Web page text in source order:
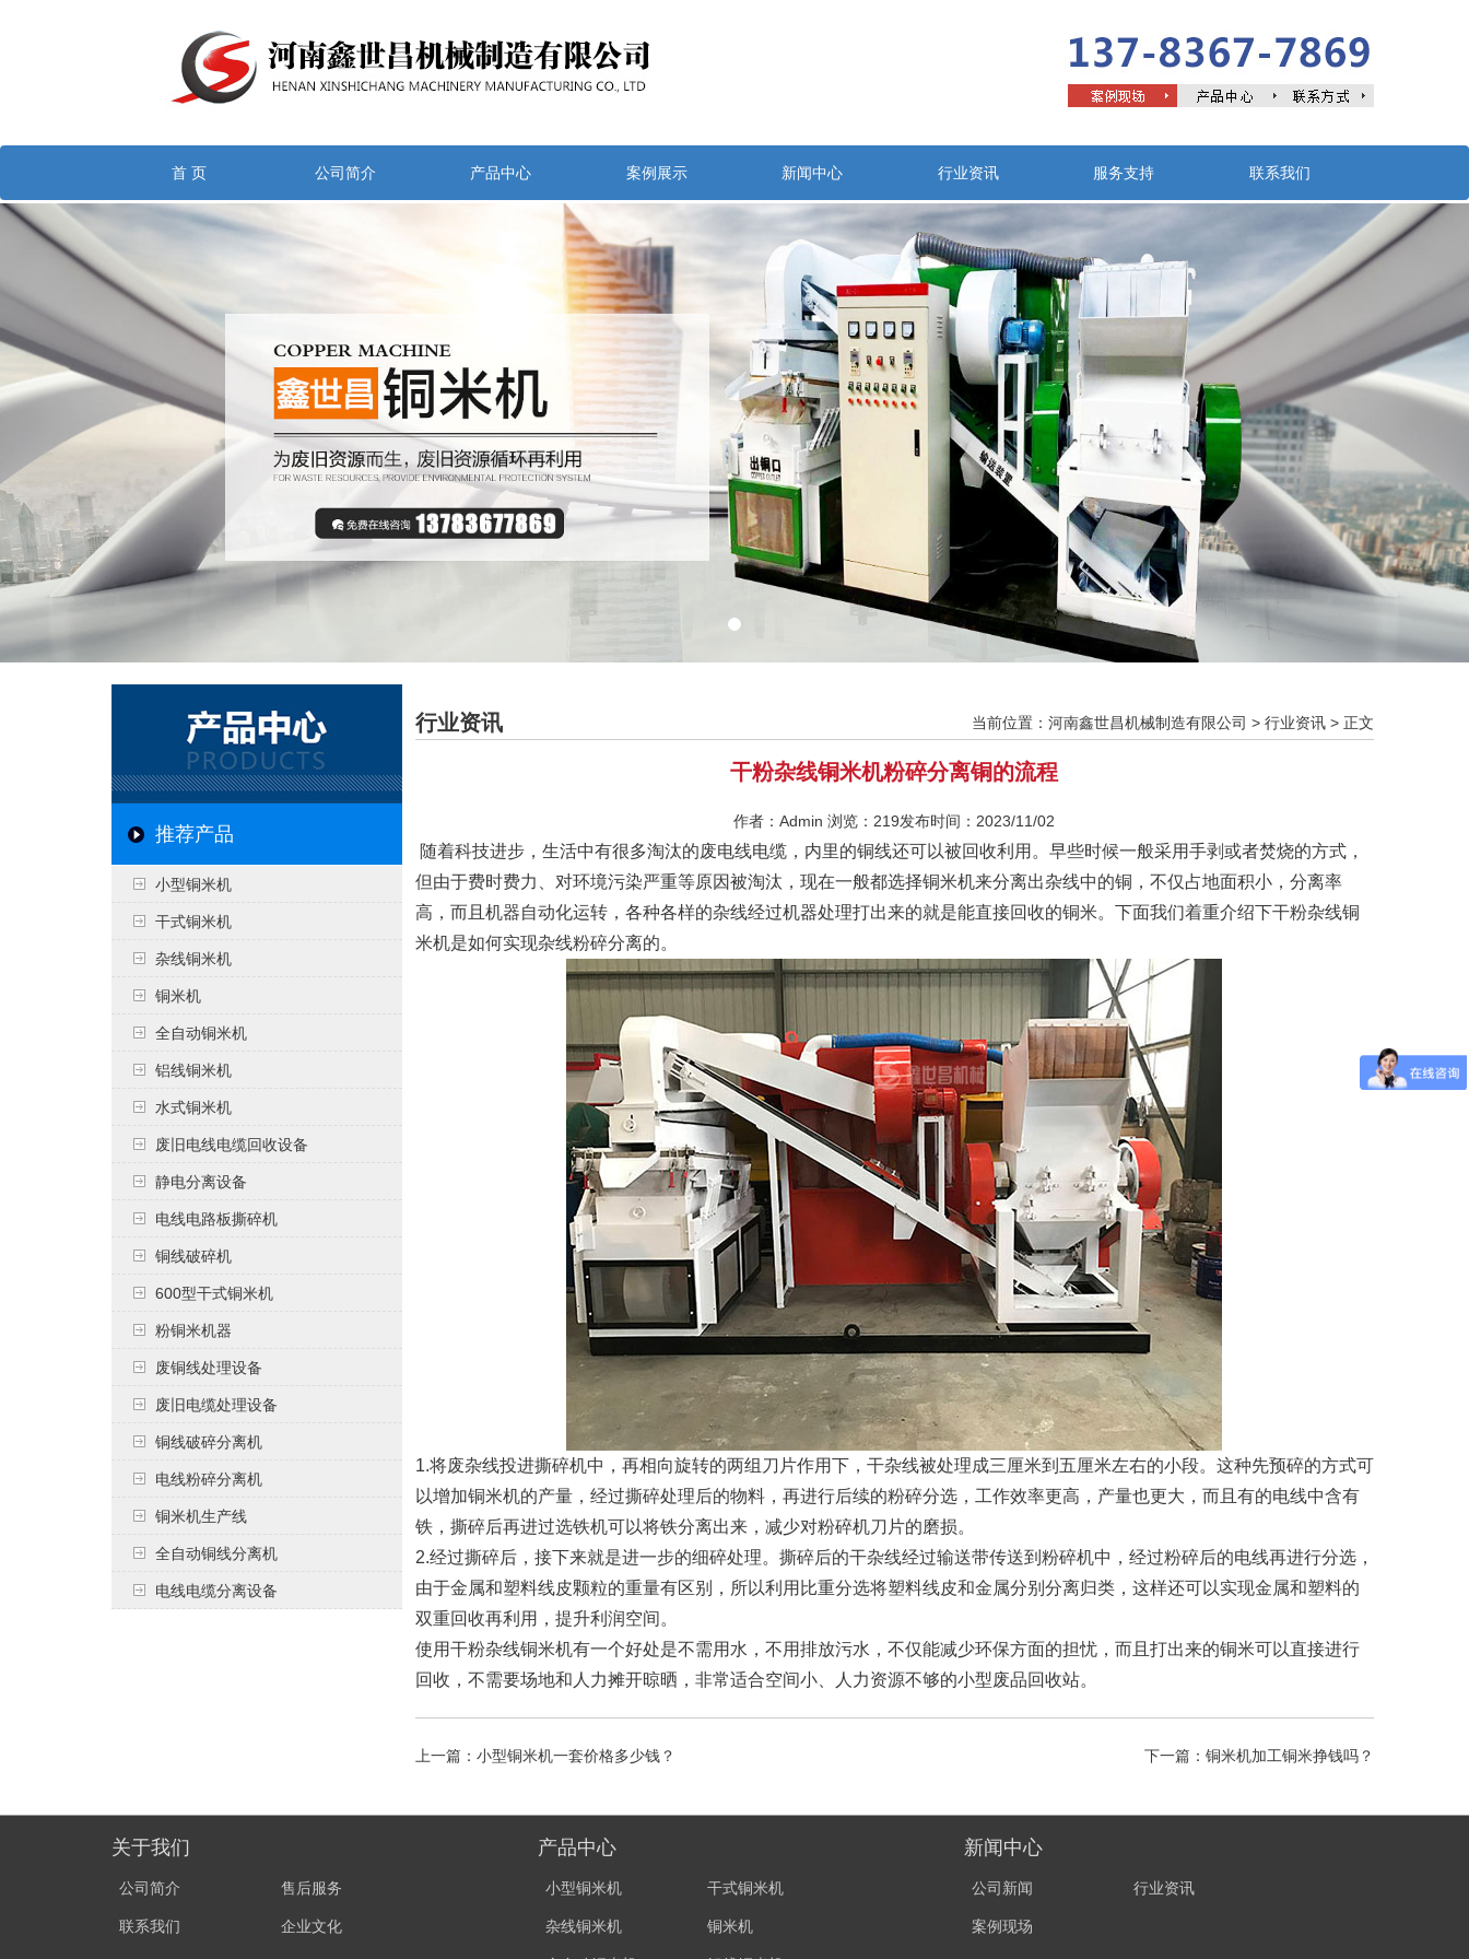
首 页 公司简介 产品中心 案例展示 新闻中心 行业资讯 服务支持 联系我们
推荐产品
小型铜米机
干式铜米机
杂线铜米机
铜米机
全自动铜米机
铝线铜米机
水式铜米机
废旧电线电缆回收设备
静电分离设备
电线电路板撕碎机
铜线破碎机
600型干式铜米机
粉铜米机器
废铜线处理设备
废旧电缆处理设备
铜线破碎分离机
电线粉碎分离机
铜米机生产线
全自动铜线分离机
电线电缆分离设备
行业资讯 当前位置： 河南鑫世昌机械制造有限公司 > 行业资讯 > 正文
干粉杂线铜米机粉碎分离铜的流程
作者：Admin 浏览： 219发布时间：2023/11/02
随着科技进步，生活中有很多淘汰的废电线电缆，内里的铜线还可以被回收利用。早些时候一般采用手剥或者焚烧的方式，
但由于费时费力、对环境污染严重等原因被淘汰，现在一般都选择铜米机来分离出杂线中的铜，不仅占地面积小，分离率
高，而且机器自动化运转，各种各样的杂线经过机器处理打出来的就是能直接回收的铜米。下面我们着重介绍下干粉杂线铜
米机是如何实现杂线粉碎分离的。
1.将废杂线投进撕碎机中，再相向旋转的两组刀片作用下，干杂线被处理成三厘米到五厘米左右的小段。这种先预碎的方式可
以增加铜米机的产量，经过撕碎处理后的物料，再进行后续的粉碎分选，工作效率更高，产量也更大，而且有的电线中含有
铁，撕碎后再进过选铁机可以将铁分离出来，减少对粉碎机刀片的磨损。
2.经过撕碎后，接下来就是进一步的细碎处理。撕碎后的干杂线经过输送带传送到粉碎机中，经过粉碎后的电线再进行分选，
由于金属和塑料线皮颗粒的重量有区别，所以利用比重分选将塑料线皮和金属分别分离归类，这样还可以实现金属和塑料的
双重回收再利用，提升利润空间。
使用干粉杂线铜米机有一个好处是不需用水，不用排放污水，不仅能减少环保方面的担忧，而且打出来的铜米可以直接进行
回收，不需要场地和人力摊开晾晒，非常适合空间小、人力资源不够的小型废品回收站。
上一篇： 小型铜米机一套价格多少钱？ 下一篇： 铜米机加工铜米挣钱吗？
关于我们
公司简介 售后服务
联系我们 企业文化
产品中心
小型铜米机 干式铜米机
杂线铜米机 铜米机
新闻中心
公司新闻 行业资讯
案例现场